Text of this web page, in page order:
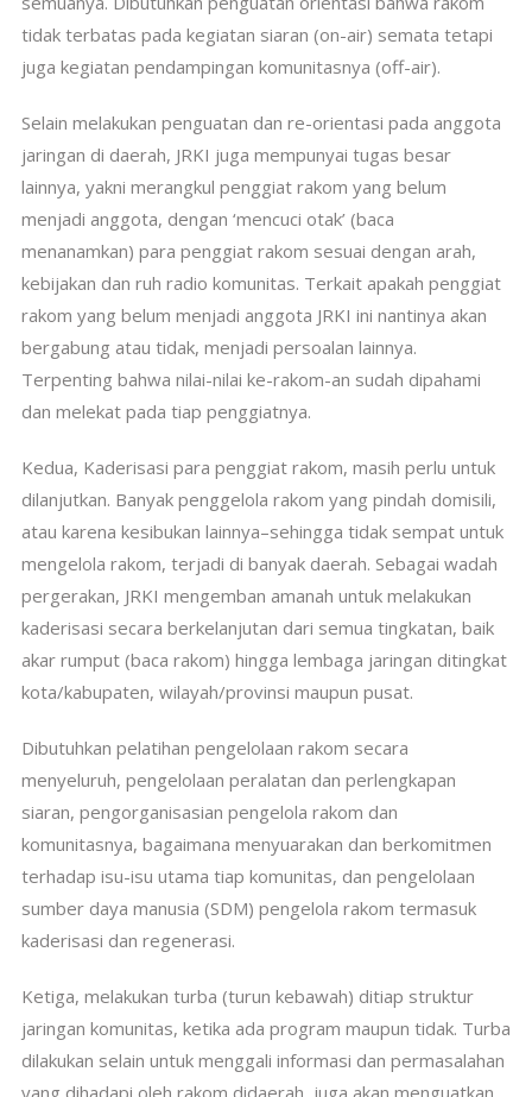
tidak terbatas pada kegiatan siaran (on-air) semata tetapi
juga kegiatan pendampingan komunitasnya (off-air).
Selain melakukan penguatan dan re-orientasi pada anggota
jaringan di daerah, JRKI juga mempunyai tugas besar
lainnya, yakni merangkul penggiat rakom yang belum
menjadi anggota, dengan ‘mencuci otak’ (baca
menanamkan) para penggiat rakom sesuai dengan arah,
kebijakan dan ruh radio komunitas. Terkait apakah penggiat
rakom yang belum menjadi anggota JRKI ini nantinya akan
bergabung atau tidak, menjadi persoalan lainnya.
Terpenting bahwa nilai-nilai ke-rakom-an sudah dipahami
dan melekat pada tiap penggiatnya.
Kedua, Kaderisasi para penggiat rakom, masih perlu untuk
dilanjutkan. Banyak penggelola rakom yang pindah domisili,
atau karena kesibukan lainnya–sehingga tidak sempat untuk
mengelola rakom, terjadi di banyak daerah. Sebagai wadah
pergerakan, JRKI mengemban amanah untuk melakukan
kaderisasi secara berkelanjutan dari semua tingkatan, baik
akar rumput (baca rakom) hingga lembaga jaringan ditingkat
kota/kabupaten, wilayah/provinsi maupun pusat.
Dibutuhkan pelatihan pengelolaan rakom secara
menyeluruh, pengelolaan peralatan dan perlengkapan
siaran, pengorganisasian pengelola rakom dan
komunitasnya, bagaimana menyuarakan dan berkomitmen
terhadap isu-isu utama tiap komunitas, dan pengelolaan
sumber daya manusia (SDM) pengelola rakom termasuk
kaderisasi dan regenerasi.
Ketiga, melakukan turba (turun kebawah) ditiap struktur
jaringan komunitas, ketika ada program maupun tidak. Turba
dilakukan selain untuk menggali informasi dan permasalahan
yang dihadapi oleh rakom didaerah, juga akan menguatkan